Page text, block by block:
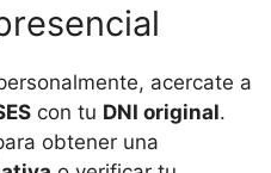
acercate a
con tu DNI original.
obtener una